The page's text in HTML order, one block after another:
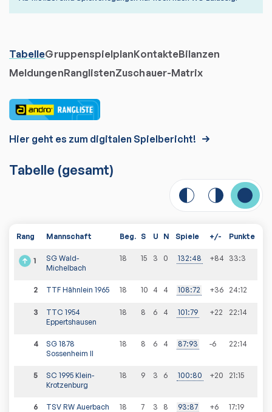
TabelleGruppenspielplanKontakteBilanzen
MeldungenRanglistenZuschauer-Matrix
Hier geht es zum digitalen Spielbericht!
Tabelle (gesamt)
Rang Mannschaft Beg. S U N Spiele +/- Punkte
1
SG Wald-
Michelbach
18 15 3 0 132:48 +84 33:3
2 TTF Hähnlein 1965 18 10 4 4 108:72 +36 24:12
3
TTC 1954
Eppertshausen
18 8 6 4 101:79 +22 22:14
4
SG 1878
Sossenheim II
18 8 6 4 87:93 -6 22:14
5
SC 1995 Klein-
Krotzenburg
18 9 3 6 100:80 +20 21:15
6 TSV RW Auerbach 18 7 3 8 93:87 +6 17:19